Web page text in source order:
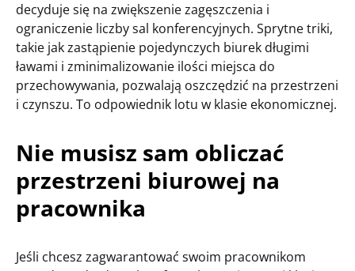
decyduje się na zwiększenie zagęszczenia i
ograniczenie liczby sal konferencyjnych. Sprytne triki,
takie jak zastąpienie pojedynczych biurek długimi
ławami i zminimalizowanie ilości miejsca do
przechowywania, pozwalają oszczędzić na przestrzeni
i czynszu. To odpowiednik lotu w klasie ekonomicznej.
Nie musisz sam obliczać
przestrzeni biurowej na
pracownika
Jeśli chcesz zagwarantować swoim pracownikom